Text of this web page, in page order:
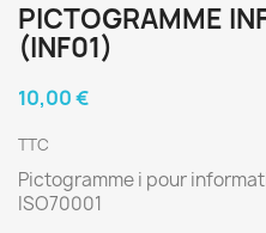
PICTOGRAMME
(INF01)
10,00 €
TTC
Pictogramme i pour
ISO70001